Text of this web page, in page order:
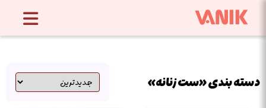
دسته بندی «ست زنانه»